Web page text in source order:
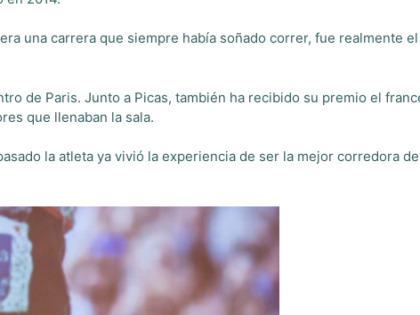
una carrera que siempre había soñado correr, fue realmente
de Paris. Junto a Picas, también ha recibido su premio el
que llenaban la sala.
la atleta ya vivió la experiencia de ser la mejor corredora